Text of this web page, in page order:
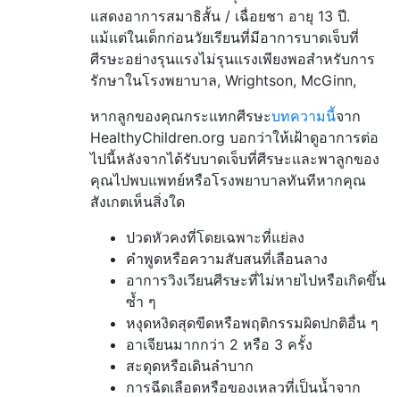
แสดงอาการสมาธิสั้น / เฉื่อยชา อายุ 13 ปี.
แม้แต่ในเด็กก่อนวัยเรียนที่มีอาการบาดเจ็บที่
ศีรษะอย่างรุนแรงไม่รุนแรงเพียงพอสำหรับการ
รักษาในโรงพยาบาล, Wrightson, McGinn,
หากลูกของคุณกระแทกศีรษะบทความนี้จาก
HealthyChildren.org บอกว่าให้เฝ้าดูอาการต่อ
ไปนี้หลังจากได้รับบาดเจ็บที่ศีรษะและพาลูกของ
คุณไปพบแพทย์หรือโรงพยาบาลทันทีหากคุณ
สังเกตเห็นสิ่งใด
ปวดหัวคงที่โดยเฉพาะที่แย่ลง
คำพูดหรือความสับสนที่เลือนลาง
อาการวิงเวียนศีรษะที่ไม่หายไปหรือเกิดขึ้น
ซ้ำ ๆ
หงุดหงิดสุดขีดหรือพฤติกรรมผิดปกติอื่น ๆ
อาเจียนมากกว่า 2 หรือ 3 ครั้ง
สะดุดหรือเดินลำบาก
การฉีดเลือดหรือของเหลวที่เป็นน้ำจาก